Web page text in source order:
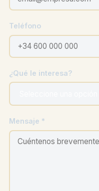
Teléfono
¿Qué le interesa?
Mensaje *